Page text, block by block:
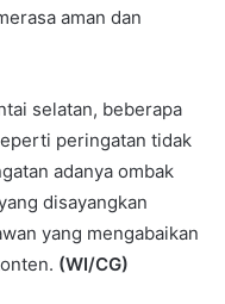
aman dan
selatan, beberapa
peringatan tidak
adanya ombak
disayangkan
yang mengabaikan
(WI/CG)